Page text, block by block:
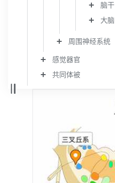
脑干
大脑
周围神经系统
感觉器官
共同体被